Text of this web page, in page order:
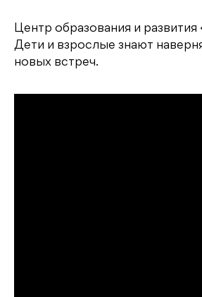
Центр образования и
Дети и взрослые знают
новых встреч.